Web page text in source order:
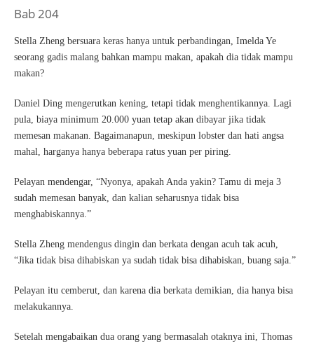
Bab 204
Stella Zheng bersuara keras hanya untuk perbandingan, Imelda Ye
seorang gadis malang bahkan mampu makan, apakah dia tidak mampu
makan?
Daniel Ding mengerutkan kening, tetapi tidak menghentikannya. Lagi
pula, biaya minimum 20.000 yuan tetap akan dibayar jika tidak
memesan makanan. Bagaimanapun, meskipun lobster dan hati angsa
mahal, harganya hanya beberapa ratus yuan per piring.
Pelayan mendengar, “Nyonya, apakah Anda yakin? Tamu di meja 3
sudah memesan banyak, dan kalian seharusnya tidak bisa
menghabiskannya.”
Stella Zheng mendengus dingin dan berkata dengan acuh tak acuh,
“Jika tidak bisa dihabiskan ya sudah tidak bisa dihabiskan, buang saja.”
Pelayan itu cemberut, dan karena dia berkata demikian, dia hanya bisa
melakukannya.
Setelah mengabaikan dua orang yang bermasalah otaknya ini, Thomas